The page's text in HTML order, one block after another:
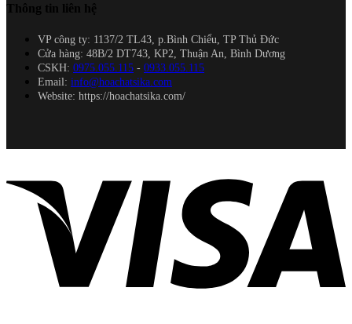
Thông tin liên hệ
VP công ty: 1137/2 TL43, p.Bình Chiểu, TP Thủ Đức
Cửa hàng: 48B/2 DT743, KP2, Thuận An, Bình Dương
CSKH: 0975.055.115 - 0933.055.115
Email: info@hoachatsika.com
Website: https://hoachatsika.com/